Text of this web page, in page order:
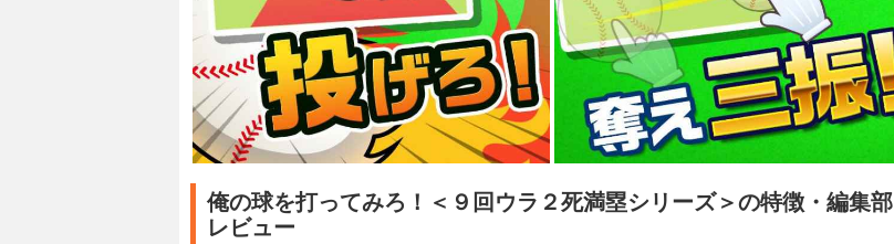
俺の球を打ってみろ！＜９回ウラ２死満塁シリーズ＞の特徴・編集部
レビュー